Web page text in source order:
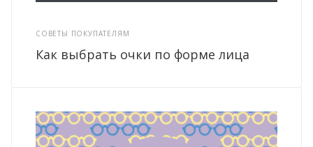
СОВЕТЫ ПОКУПАТЕЛЯМ
Как выбрать очки по форме лица